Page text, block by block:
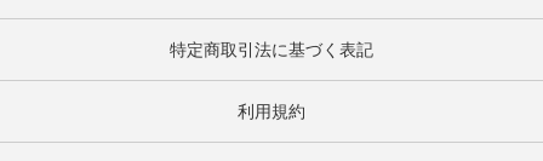
特定商取引法に基づく表記
利用規約